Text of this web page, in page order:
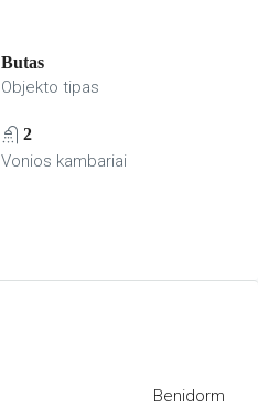
Butas
Objekto tipas
2
Vonios kambariai
Benidorm